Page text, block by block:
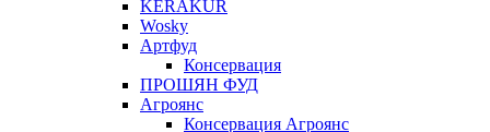
KERAKUR
Wosky
Артфуд
Консервация
ПРОШЯН ФУД
Агроянс
Консервация Агроянс